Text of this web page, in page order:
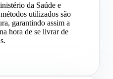
da Saúde e
utilizados são
garantindo assim a
hora de se livrar de